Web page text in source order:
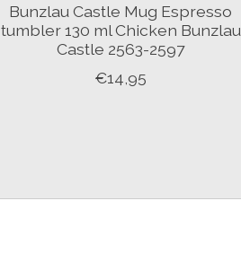
Bunzlau Castle Mug Espresso
tumbler 130 ml Chicken Bunzlau
Castle 2563-2597
€14,95